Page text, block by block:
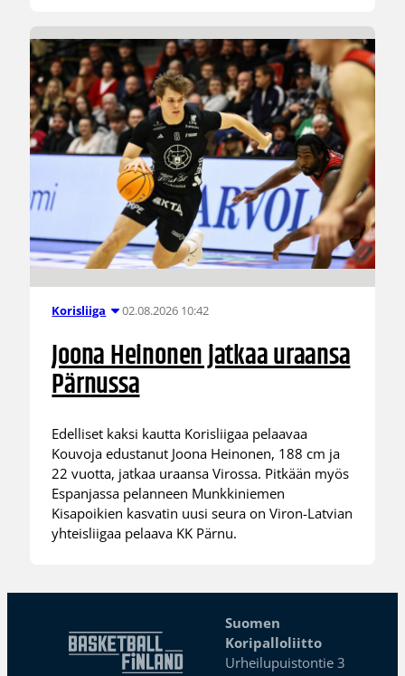
Korisliiga 02.08.2026 10:42
Joona Heinonen jatkaa uraansa
Pärnussa
Edelliset kaksi kautta Korisliigaa pelaavaa
Kouvoja edustanut Joona Heinonen, 188 cm ja
22 vuotta, jatkaa uraansa Virossa. Pitkään myös
Espanjassa pelanneen Munkkiniemen
Kisapoikien kasvatin uusi seura on Viron-Latvian
yhteisliigaa pelaava KK Pärnu.
Suomen
Koripalloliitto
Urheilupuistontie 3